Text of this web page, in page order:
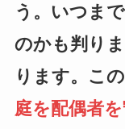
う。いつま
のかも判り
ります。こ
庭を配偶者